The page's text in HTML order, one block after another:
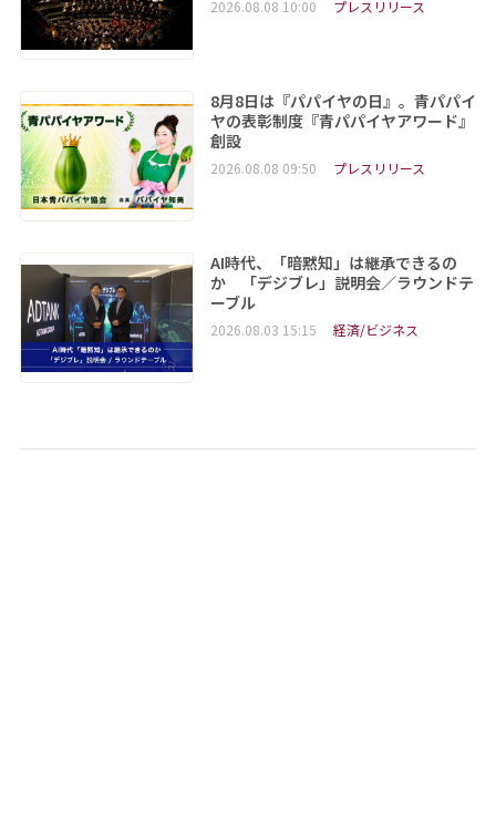
2026.08.08 10:00 プレスリリース
8月8日は『パパイヤの日』。青パパイ
ヤの表彰制度『青パパイヤアワード』
創設
2026.08.08 09:50 プレスリリース
AI時代、「暗黙知」は継承できるの
か 「デジブレ」説明会／ラウンドテ
ーブル
2026.08.03 15:15 経済/ビジネス